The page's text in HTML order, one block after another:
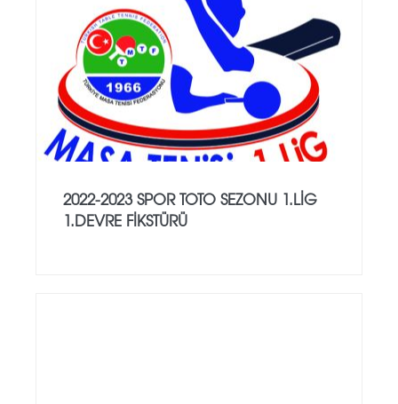
2022-2023 SPOR TOTO SEZONU 1.LİG
1.DEVRE FİKSTÜRÜ